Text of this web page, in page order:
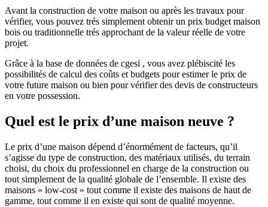
Avant la construction de votre maison ou après les travaux pour
vérifier, vous pouvez trés simplement obtenir un prix budget maison
bois ou traditionnelle trés approchant de la valeur réelle de votre
projet.
Grâce à la base de données de cgesi , vous avez plébiscité les
possibilités de calcul des coûts et budgets pour estimer le prix de
votre future maison ou bien pour vérifier des devis de constructeurs
en votre possession.
Quel est le prix d’une maison neuve ?
Le prix d’une maison dépend d’énormément de facteurs, qu’il
s’agisse du type de construction, des matériaux utilisés, du terrain
choisi, du choix du professionnel en charge de la construction ou
tout simplement de la qualité globale de l’ensemble. Il existe des
maisons « low-cost » tout comme il existe des maisons de haut de
gamme, tout comme il en existe qui sont de qualité moyenne.